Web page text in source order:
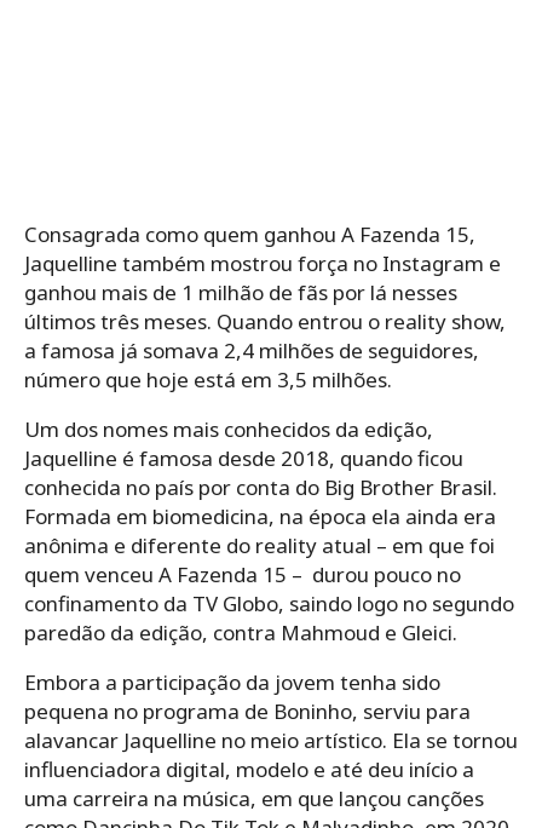
Consagrada como quem ganhou A Fazenda 15,
Jaquelline também mostrou força no Instagram e
ganhou mais de 1 milhão de fãs por lá nesses
últimos três meses. Quando entrou o reality show,
a famosa já somava 2,4 milhões de seguidores,
número que hoje está em 3,5 milhões.
Um dos nomes mais conhecidos da edição,
Jaquelline é famosa desde 2018, quando ficou
conhecida no país por conta do Big Brother Brasil.
Formada em biomedicina, na época ela ainda era
anônima e diferente do reality atual – em que foi
quem venceu A Fazenda 15 – durou pouco no
confinamento da TV Globo, saindo logo no segundo
paredão da edição, contra Mahmoud e Gleici.
Embora a participação da jovem tenha sido
pequena no programa de Boninho, serviu para
alavancar Jaquelline no meio artístico. Ela se tornou
influenciadora digital, modelo e até deu início a
uma carreira na música, em que lançou canções